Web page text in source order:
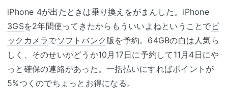
iPhone 4が出たときは乗り換えをがまんした。 iPhone
3GSを2年間使ってきたからもういいよねということで ビ
ックカメラでソフトバンク 版を予約。64GBの白は人気ら
しく、そのせいかどうか10月17日に予約して11月4日にや
っと確保の連絡があった。一括払いにすればポイントが
5%つくのでちょっとお得になる。